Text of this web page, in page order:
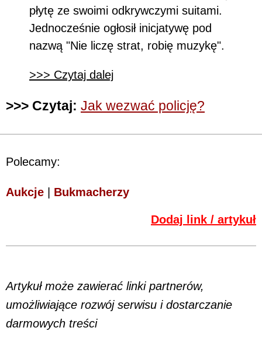
płytę ze swoimi odkrywczymi suitami.
Jednocześnie ogłosił inicjatywę pod
nazwą "Nie liczę strat, robię muzykę".
>>> Czytaj dalej
>>> Czytaj: Jak wezwać policję?
Polecamy:
Aukcje Bukmacherzy
Dodaj link / artykuł
Artykuł może zawierać linki partnerów,
umożliwiające rozwój serwisu i dostarczanie
darmowych treści